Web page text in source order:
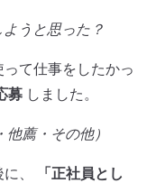
うと思った？
て仕事をしたかっ
募 しました。
薦・その他）
、
「正社員とし